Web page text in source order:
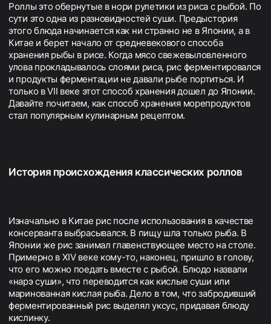
Роллы это обернутые в нори рулетики из риса с рыбой. По
сути это одна из разновидностей суши. Предыстория
этого блюда начинается как ни странно не в Японии, а в
Китае и берет начало от средневекового способа
хранения рыбы в рисе. Когда мясо свежевыловленного
улова прокладывалось слоями риса, рис ферментировался
и продукты ферментации не давали рыбе портиться. И
только в VII веке этот способ хранения дошел до Японии.
Давайте почитаем, как способ хранения морепродуктов
стал популярным кулинарным рецептом.
История происхождения классических роллов
Изначально в Китае рис после использования в качестве
консерванта выбрасывался. В пищу шла только рыба. В
Японии же рис занимал главенствующее место на столе.
Примерно в XIV веке кому-то, наконец, пришло в голову,
что его можно поедать вместе с рыбой. Блюдо назвали
«нарэ суши», что переводится как кислые суши или
маринованная кислая рыба. Дело в том, что забродивший
ферментированный рис выделял уксус, придавая блюду
кислинку.